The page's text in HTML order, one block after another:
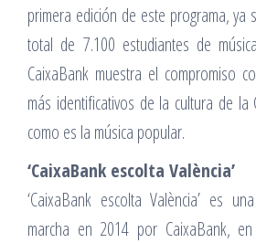
primera edición de este programa, ya
total de 7.100 estudiantes de
CaixaBank muestra el compromiso
más identificativos de la cultura de la
como es la música popular.
‘CaixaBank escolta València’
‘CaixaBank escolta València’ es
marcha en 2014 por CaixaBank,